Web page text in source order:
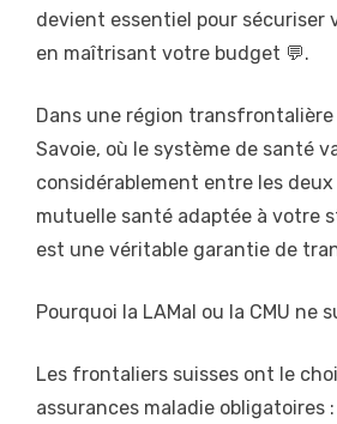
devient essentiel pour sécuriser
en maîtrisant votre budget 💬.
Dans une région
Savoie, où le système de santé
considérablement entre les
mutuelle santé adaptée à votre
est une véritable garantie de
Pourquoi la LAMal ou la CMU ne
Les frontaliers suisses ont le
assurances maladie obligatoires :